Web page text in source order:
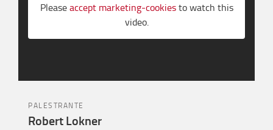
Pleaseaccept marketing-cookiesto watch this
video.
PALESTRANTE
Robert Lokner